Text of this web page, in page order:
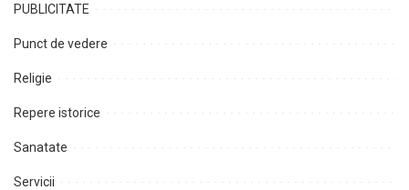
PUBLICITATE
Punct de vedere
Religie
Repere istorice
Sanatate
Servicii